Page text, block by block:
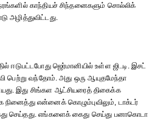
காந்தியச் சிந்தனைகளும் சொல்லிக்
அழித்துவிட்டது.
ஈடுபட்டபோது ஜெர்மானியில் உள்ள ஜி..டி. இசட்
பெற்று வந்தோம். அது ஒரு ஆயுதமேந்தா
இது சிங்கள ஆட்சியரைத் திகைக்க
என்னைக் கொழும்புவிலும், டாக்டர்
செய்தது. எங்களைக் கைது செய்து பனாகொடா